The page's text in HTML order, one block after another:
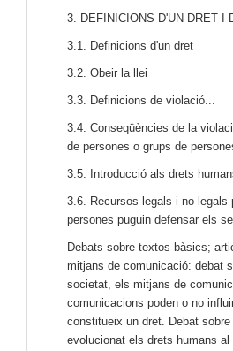
3. DEFINICIONS D'UN DRET I
3.1. Definicions d'un dret
3.2. Obeir la llei
3.3. Definicions de violació...
3.4. Conseqüències de la
de persones o grups de
3.5. Introducció als drets
3.6. Recursos legals i no legals
persones puguin defensar els
Debats sobre textos bàsics;
mitjans de comunicació: debat
societat, els mitjans de
comunicacions poden o no
constitueix un dret. Debat
evolucionat els drets humans al